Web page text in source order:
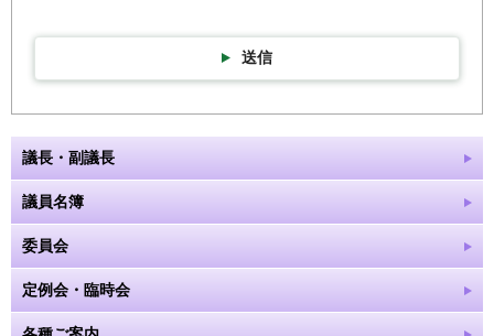
送信
議長・副議長
議員名簿
委員会
定例会・臨時会